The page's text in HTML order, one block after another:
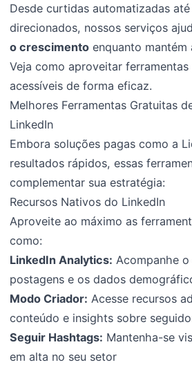
Desde curtidas automatizadas
direcionados, nossos serviços
o crescimento enquanto mantém
Veja como aproveitar
acessíveis de forma eficaz.
Melhores Ferramentas Gratuitas
LinkedIn
Embora soluções pagas como a
resultados rápidos, essas
complementar sua estratégia:
Recursos Nativos do LinkedIn
Aproveite ao máximo as
como:
LinkedIn Analytics: Acompanhe
postagens e os dados
Modo Criador: Acesse recursos
conteúdo e insights sobre
Seguir Hashtags: Mantenha-se
em alta no seu setor